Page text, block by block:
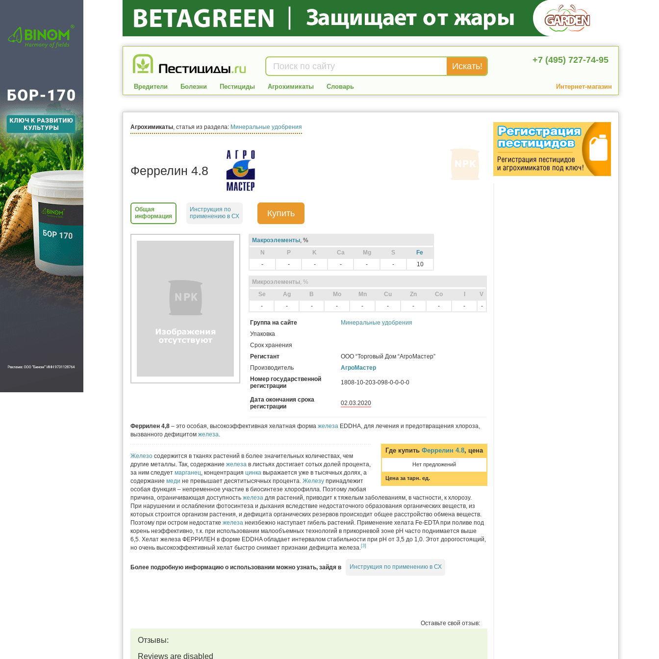
+7 (495) 727-74-95
Вредители Болезни Пестициды Агрохимикаты Словарь Интернет-магазин
Агрохимикаты, статья из раздела: Минеральные удобрения
Феррелин 4.8
Общая
информация
Инструкция по
применению в СХ
Купить
Макроэлементы, %
N
P K Ca Mg S
Fe
-
- - - - - 10
Микроэлементы, %
Sе
Ag B Mo Mn Cu Zn Co
V
-
- - - - - - - - -
Группа на сайте
Минеральные удобрения
Упаковка
Срок хранения
Регистант
ООО “Торговый Дом “АгроМастер”
Производитель
АгроМастер
Номер государственной
регистрации
1808-10-203-098-0-0-0-0
Дата окончания срока
регистрации
02.03.2020
Феррилен 4,8 – это особая, высокоэффективная хелатная форма железа EDDHA, для лечения и предотвращения хлороза,
вызванного дефицитом железа.
Где купить Феррелин 4.8, цена
Нет предложений
Цена за тарн. ед.
Железо содержится в тканях растений в более значительных количествах, чем
другие металлы. Так, содержание железа в листьях достигает сотых долей процента,
за ним следует марганец, концентрация цинка выражается уже в тысячных долях, а
содержание меди не превышает десятитысячных процента. Железу принадлежит
особая функция – непременное участие в биосинтезе хлорофилла. Поэтому любая
причина, ограничивающая доступность железа для растений, приводит к тяжелым заболеваниям, в частности, к хлорозу.
При нарушении и ослаблении фотосинтеза и дыхания вследствие недостаточного образования органических веществ, из
которых строится организм растения, и дефицита органических резервов происходит общее расстройство обмена веществ.
Поэтому при остром недостатке железа неизбежно наступает гибель растений. Применение хелата Fe-EDTA при поливе под
корень неэффективно, т.к. при использовании малообъемных технологий в прикорневой зоне рН часто поднимается выше
6,5. Хелат железа ФЕРРИЛЕН в форме EDDHA обладает интервалом стабильности при рН от 3,5 до 1,0. Этот дорогостоящий,
но очень высокоэффективный хелат быстро снимает признаки дефицита железа.[3]
Более подробную информацию о использовании можно узнать, зайдя в Инструкция по применению в СХ
Оставьте свой отзыв:
Отзывы:
Reviews are disabled